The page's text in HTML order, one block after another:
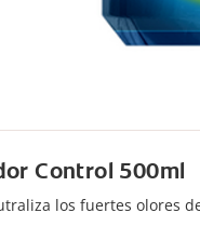
Control 500ml
los fuertes olores